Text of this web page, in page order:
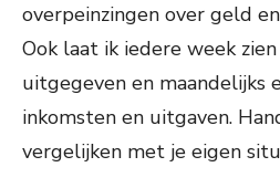
overpeinzingen over geld
Ook laat ik iedere week
uitgegeven en maandelijks
inkomsten en uitgaven.
vergelijken met je eigen